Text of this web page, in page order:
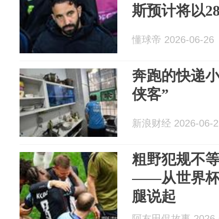
斯预计将以
懂球帝 2026-06-26
奔跑的快递
侠客”
新浪财经 2026-06-
粗野犯规不
——从世界杯
腿说起